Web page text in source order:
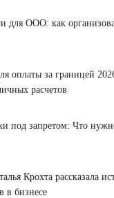
для ООО: как
оплаты за границей
расчетов
под запретом: Что
Крохта рассказала
в бизнесе